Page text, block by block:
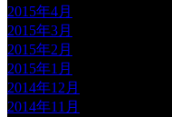
2015年4月
2015年3月
2015年2月
2015年1月
2014年12月
2014年11月